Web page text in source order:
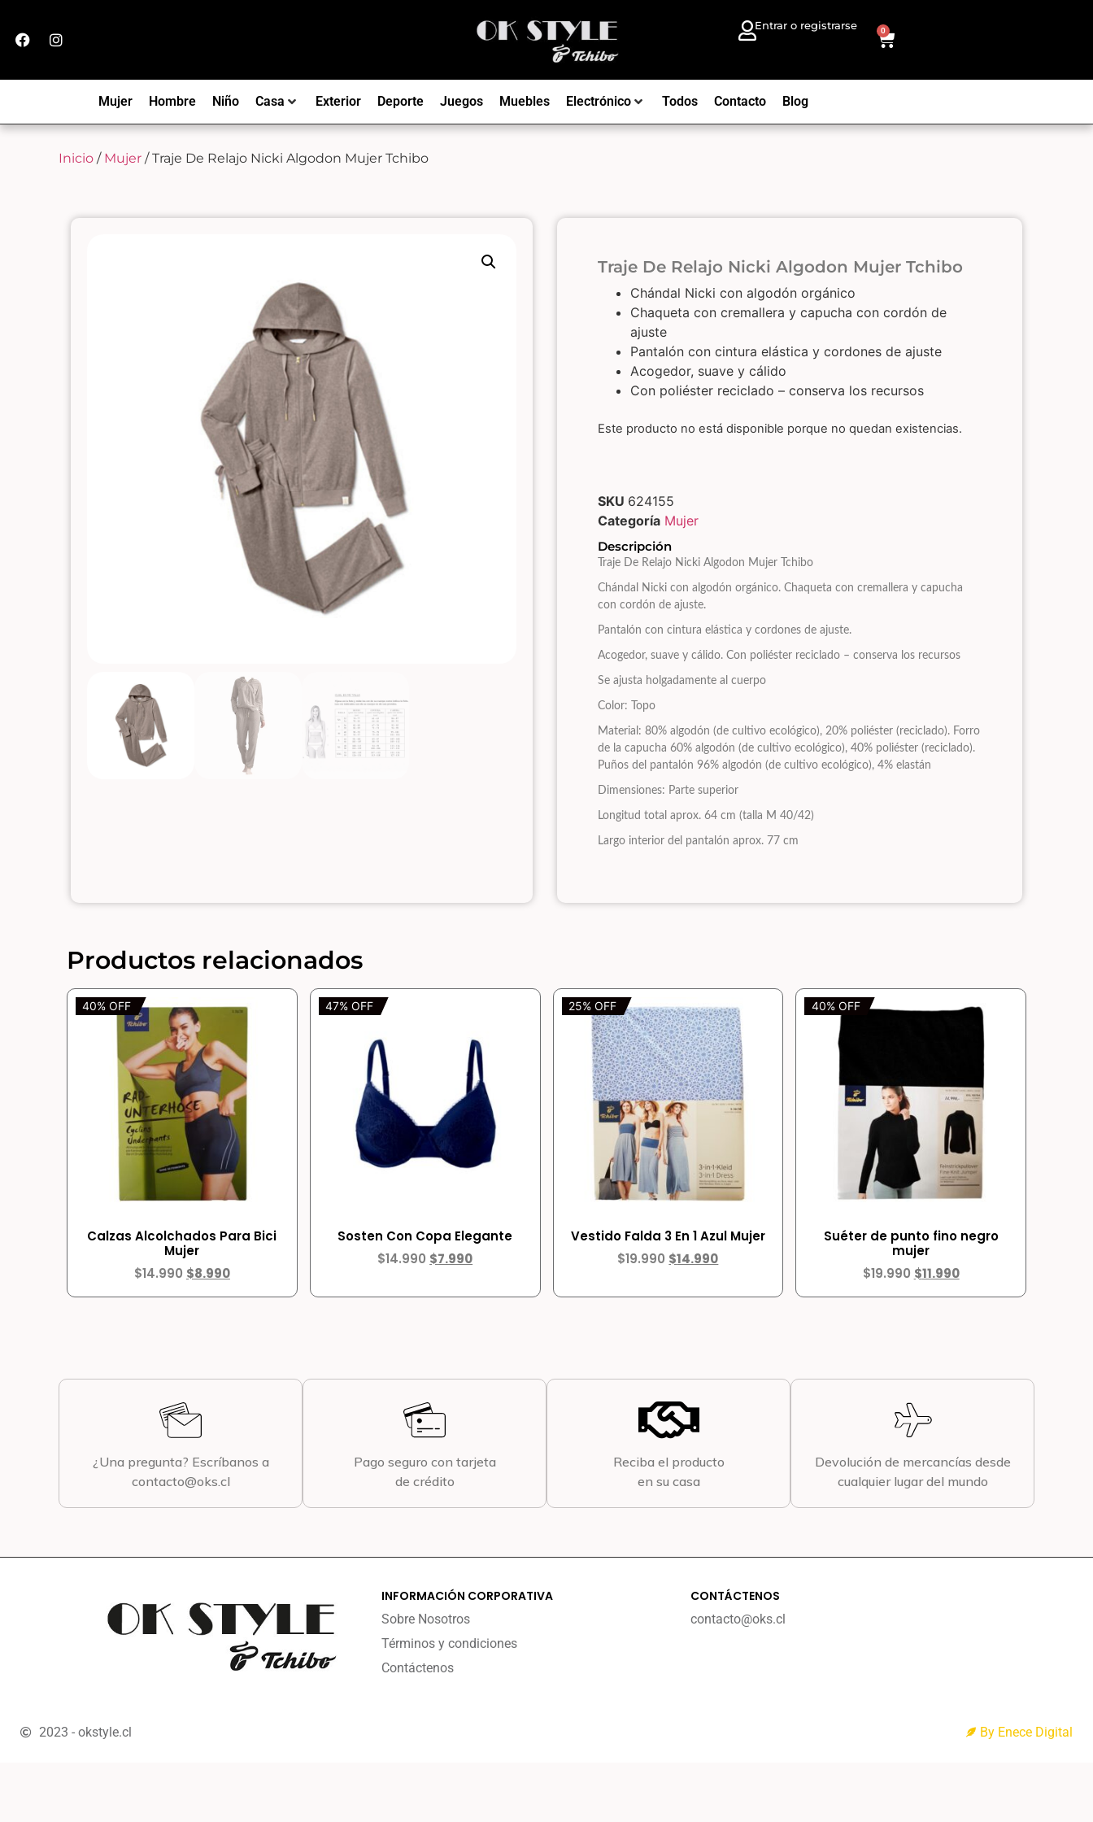
Entrar o registrarse 0
Mujer Hombre Niño Casa Exterior Deporte Juegos Muebles Electrónico Todos Contacto Blog
Inicio / Mujer / Traje De Relajo Nicki Algodon Mujer Tchibo
Traje De Relajo Nicki Algodon Mujer Tchibo
Chándal Nicki con algodón orgánico
Chaqueta con cremallera y capucha con cordón de
ajuste
Pantalón con cintura elástica y cordones de ajuste
Acogedor, suave y cálido
Con poliéster reciclado – conserva los recursos
Este producto no está disponible porque no quedan existencias.
SKU 624155
Categoría Mujer
Descripción
Traje De Relajo Nicki Algodon Mujer Tchibo
Chándal Nicki con algodón orgánico. Chaqueta con cremallera y capucha
con cordón de ajuste.
Pantalón con cintura elástica y cordones de ajuste.
Acogedor, suave y cálido. Con poliéster reciclado – conserva los recursos
Se ajusta holgadamente al cuerpo
Color: Topo
Material: 80% algodón (de cultivo ecológico), 20% poliéster (reciclado). Forro
de la capucha 60% algodón (de cultivo ecológico), 40% poliéster (reciclado).
Puños del pantalón 96% algodón (de cultivo ecológico), 4% elastán
Dimensiones: Parte superior
Longitud total aprox. 64 cm (talla M 40/42)
Largo interior del pantalón aprox. 77 cm
Productos relacionados
40% OFF
Calzas Alcolchados Para Bici
Mujer
$14.990 $8.990
47% OFF
Sosten Con Copa Elegante
$14.990 $7.990
25% OFF
Vestido Falda 3 En 1 Azul Mujer
$19.990 $14.990
40% OFF
Suéter de punto fino negro
mujer
$19.990 $11.990
¿Una pregunta? Escríbanos a
contacto@oks.cl
Pago seguro con tarjeta
de crédito
Reciba el producto
en su casa
Devolución de mercancías desde
cualquier lugar del mundo
INFORMACIÓN CORPORATIVA
Sobre Nosotros
Términos y condiciones
Contáctenos
CONTÁCTENOS
contacto@oks.cl
2023 - okstyle.cl By Enece Digital